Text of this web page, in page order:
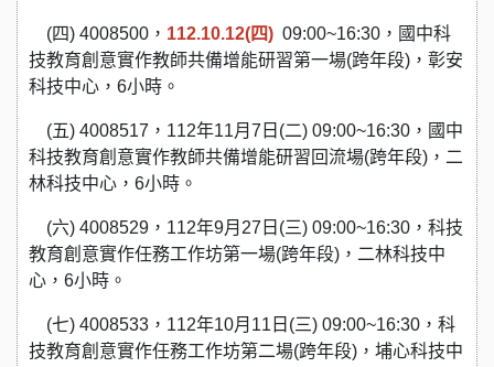
(四) 4008500， 112.10.12(四) 09:00~16:30，國中科
技教育創意實作教師共備增能研習第一場(跨年段)，彰安
科技中心，6小時。
(五) 4008517，112年11月7日(二) 09:00~16:30，國中
科技教育創意實作教師共備增能研習回流場(跨年段)，二
林科技中心，6小時。
(六) 4008529，112年9月27日(三) 09:00~16:30，科技
教育創意實作任務工作坊第一場(跨年段)，二林科技中
心，6小時。
(七) 4008533，112年10月11日(三) 09:00~16:30，科
技教育創意實作任務工作坊第二場(跨年段)，埔心科技中